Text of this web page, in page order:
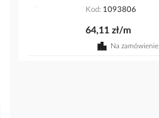
Kod 1093806
64,11 zł/m
Na zamówienie